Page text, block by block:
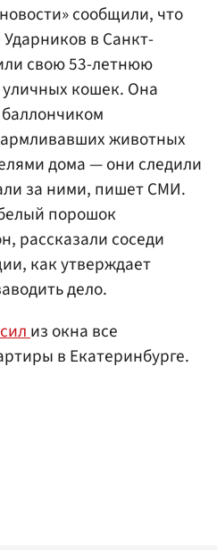
сообщили, что
в Санкт-
свою 53-летнюю
уличных кошек. Она
животных
дома — они следили
за ними, пишет СМИ.
порошок
рассказали соседи
как утверждает
дело.
из окна все
в Екатеринбурге.